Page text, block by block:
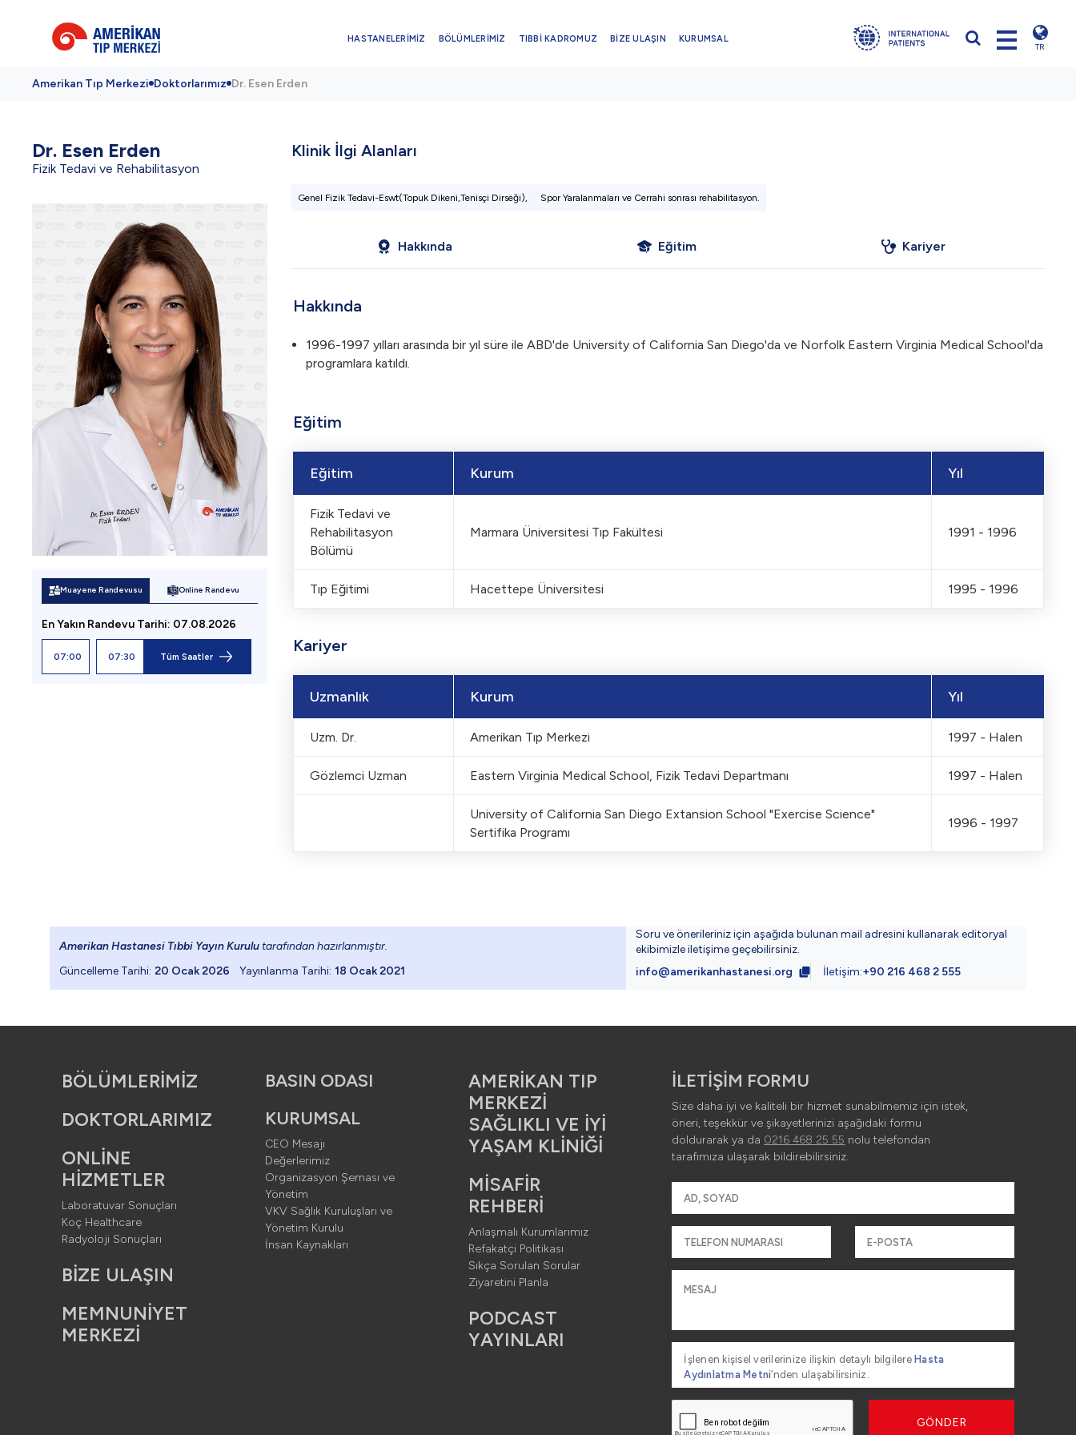
sol üst logonun düzenlenmesi
logo: 184.99x39.99 - SVG
logonun düzenlenmesi
menü ve footerda yer alan
Menu Background -> 1920x1280px -
Menu Background -> 960x640px – JPG
-> 1920x1080px - JPG
portreleriv
HASTANELERİMİZ BÖLÜMLERİMİZ TIBBİ KADROMUZ BİZE ULAŞIN KURUMSAL
TR
Amerikan Tıp Merkezi Doktorlarımız Dr. Esen Erden
Dr. Esen Erden
Fizik Tedavi ve Rehabilitasyon
Muayene Randevusu Online Randevu
En Yakın Randevu Tarihi: 07.08.2026
07:00 07:30 Tüm Saatler
Klinik İlgi Alanları
Genel Fizik Tedavi-Eswt(Topuk Dikeni,Tenisçi Dirseği), Spor Yaralanmaları ve Cerrahi sonrası rehabilitasyon.
Hakkında Eğitim Kariyer
Hakkında
1996-1997 yılları arasında bir yıl süre ile ABD'de University of California San Diego'da ve Norfolk Eastern Virginia Medical School'da
programlara katıldı.
Eğitim
Eğitim Kurum Yıl
Fizik Tedavi ve
Rehabilitasyon
Bölümü
Marmara Üniversitesi Tıp Fakültesi 1991 - 1996
Tıp Eğitimi Hacettepe Üniversitesi 1995 - 1996
Kariyer
Uzmanlık Kurum Yıl
Uzm. Dr. Amerikan Tıp Merkezi 1997 - Halen
Gözlemci Uzman Eastern Virginia Medical School, Fizik Tedavi Departmanı 1997 - Halen
University of California San Diego Extansion School "Exercise Science"
Sertifika Programı
1996 - 1997
Amerikan Hastanesi Tıbbi Yayın Kurulu tarafından hazırlanmıştır.
Güncelleme Tarihi: 20 Ocak 2026 Yayınlanma Tarihi: 18 Ocak 2021
Soru ve önerileriniz için aşağıda bulunan mail adresini kullanarak editoryal
ekibimizle iletişime geçebilirsiniz.
info@amerikanhastanesi.org
İletişim:+90 216 468 2 555
BÖLÜMLERİMİZ
DOKTORLARIMIZ
ONLİNE
HİZMETLER
Laboratuvar Sonuçları
Koç Healthcare
Radyoloji Sonuçları
BİZE ULAŞIN
MEMNUNİYET
MERKEZİ
BASIN ODASI
KURUMSAL
CEO Mesajı
Değerlerimiz
Organizasyon Şeması ve
Yönetim
VKV Sağlık Kuruluşları ve
Yönetim Kurulu
İnsan Kaynakları
AMERİKAN TIP
MERKEZİ
SAĞLIKLI VE İYİ
YAŞAM KLİNİĞİ
MİSAFİR
REHBERİ
Anlaşmalı Kurumlarımız
Refakatçi Politikası
Sıkça Sorulan Sorular
Ziyaretini Planla
PODCAST
YAYINLARI
İLETİŞİM FORMU
Size daha iyi ve kaliteli bir hizmet sunabilmemiz için istek,
öneri, teşekkür ve şikayetlerinizi aşağıdaki formu
doldurarak ya da 0216 468 25 55 nolu telefondan
tarafımıza ulaşarak bildirebilirsiniz.
İşlenen kişisel verilerinize ilişkin detaylı bilgilere Hasta
Aydınlatma Metni’nden ulaşabilirsiniz.
GÖNDER